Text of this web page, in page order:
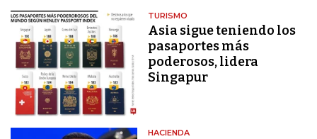
TURISMO
Asia sigue teniendo los
pasaportes más
poderosos, lidera
Singapur
HACIENDA